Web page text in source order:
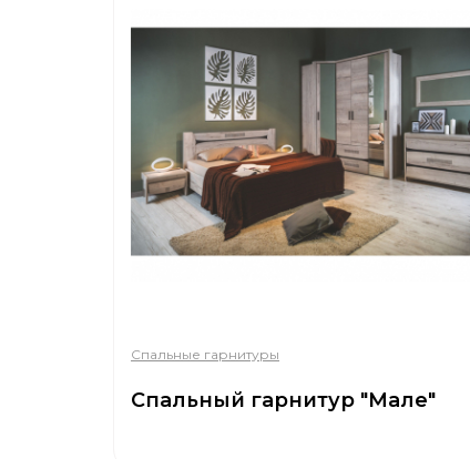
Спальные гарнитуры
Спальный гарнитур "Мале"